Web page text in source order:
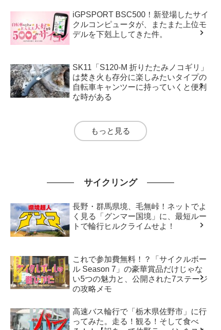
iGPSPORT BSC500！新登場したサイ
クルコンピュータが、またまた上位モ
デルを下剋上してきた件。
SK11「S120-M 折りたたみノコギリ」
は焚き火も存分に楽しみたいタイプの
自転車キャンツーに持っていくと便利
な時がある
もっと見る
サイクリング
長野・群馬県境、毛無峠！ネットでよ
く見る「グンマー国境」に、最短ルー
トで輪行ヒルクライムせよ！
これで参加費無料！？「サイクルボー
ル Season 7」の豪華賞品だけじゃな
い5つの魅力と、公開された7ステージ
の攻略メモ
高速バス輪行で「栃木県佐野市」に行
ってみた。走る！観る！そして食べ